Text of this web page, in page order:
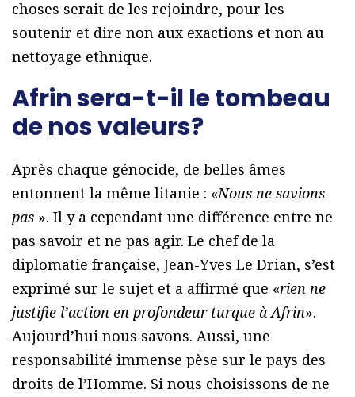
choses serait de les rejoindre, pour les
soutenir et dire non aux exactions et non au
nettoyage ethnique.
Afrin sera-t-il le tombeau
de nos valeurs?
Après chaque génocide, de belles âmes
entonnent la même litanie : «Nous ne savions
pas ». Il y a cependant une différence entre ne
pas savoir et ne pas agir. Le chef de la
diplomatie française, Jean-Yves Le Drian, s’est
exprimé sur le sujet et a affirmé que «rien ne
justifie l’action en profondeur turque à Afrin».
Aujourd’hui nous savons. Aussi, une
responsabilité immense pèse sur le pays des
droits de l’Homme. Si nous choisissons de ne